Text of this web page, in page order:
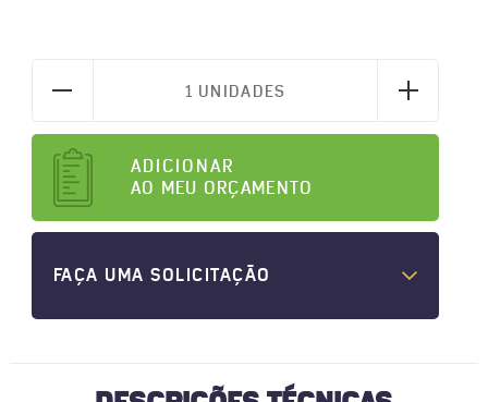
1 UNIDADES
ADICIONAR
AO MEU ORÇAMENTO
FAÇA UMA SOLICITAÇÃO